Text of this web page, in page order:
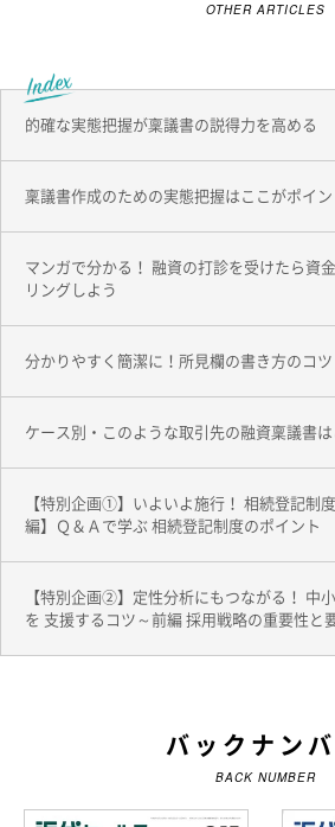
OTHER ARTICLES
的確な実態把握が稟議書の説得力を高める
稟議書作成のための実態把握はここがポイン
マンガで分かる！ 融資の打診を受けたら資
リングしよう
分かりやすく簡潔に！所見欄の書き方のコツ
ケース別・このような取引先の融資稟議書
【特別企画①】いよいよ施行！ 相続登記制
編】Ｑ＆Ａで学ぶ 相続登記制度のポイント
【特別企画②】定性分析にもつながる！ 中
を 支援するコツ～前編 採用戦略の重要性と
バックナン
BACK NUMBER